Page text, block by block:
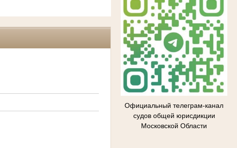
Официальный телеграм-канал
судов общей юрисдикции
Московской Области